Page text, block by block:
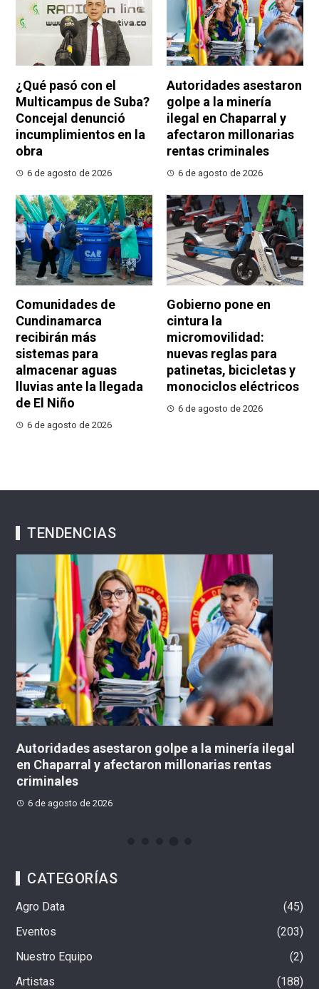
¿Qué pasó con el
Multicampus de Suba?
Concejal denunció
incumplimientos en la
obra
6 de agosto de 2026
Autoridades asestaron
golpe a la minería
ilegal en Chaparral y
afectaron millonarias
rentas criminales
6 de agosto de 2026
Comunidades de
Cundinamarca
recibirán más
sistemas para
almacenar aguas
lluvias ante la llegada
de El Niño
6 de agosto de 2026
Gobierno pone en
cintura la
micromovilidad:
nuevas reglas para
patinetas, bicicletas y
monociclos eléctricos
6 de agosto de 2026
TENDENCIAS
golpe a la minería ilegal
millonarias rentas
Comunidades de
sistemas para
CATEGORÍAS
Agro Data
45
Eventos
203
Nuestro Equipo
2
Artistas
188